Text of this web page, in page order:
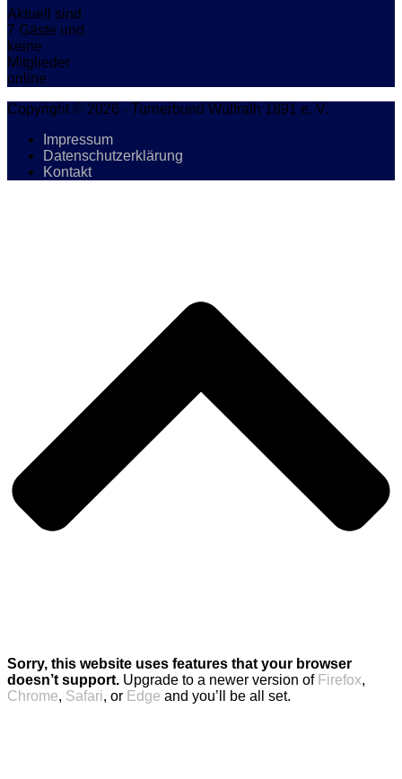
Aktuell sind
7 Gäste und
keine
Mitglieder
online
Copyright © 2026 - Turnerbund Wülfrath 1891 e. V.
Impressum
Datenschutzerklärung
Kontakt
Sorry, this website uses features that your browser
doesn’t support. Upgrade to a newer version of Firefox,
Chrome, Safari, or Edge and you’ll be all set.